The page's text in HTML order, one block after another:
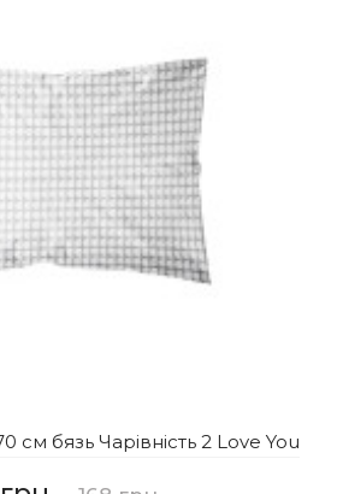
см бязь Чарівність 2 Love You